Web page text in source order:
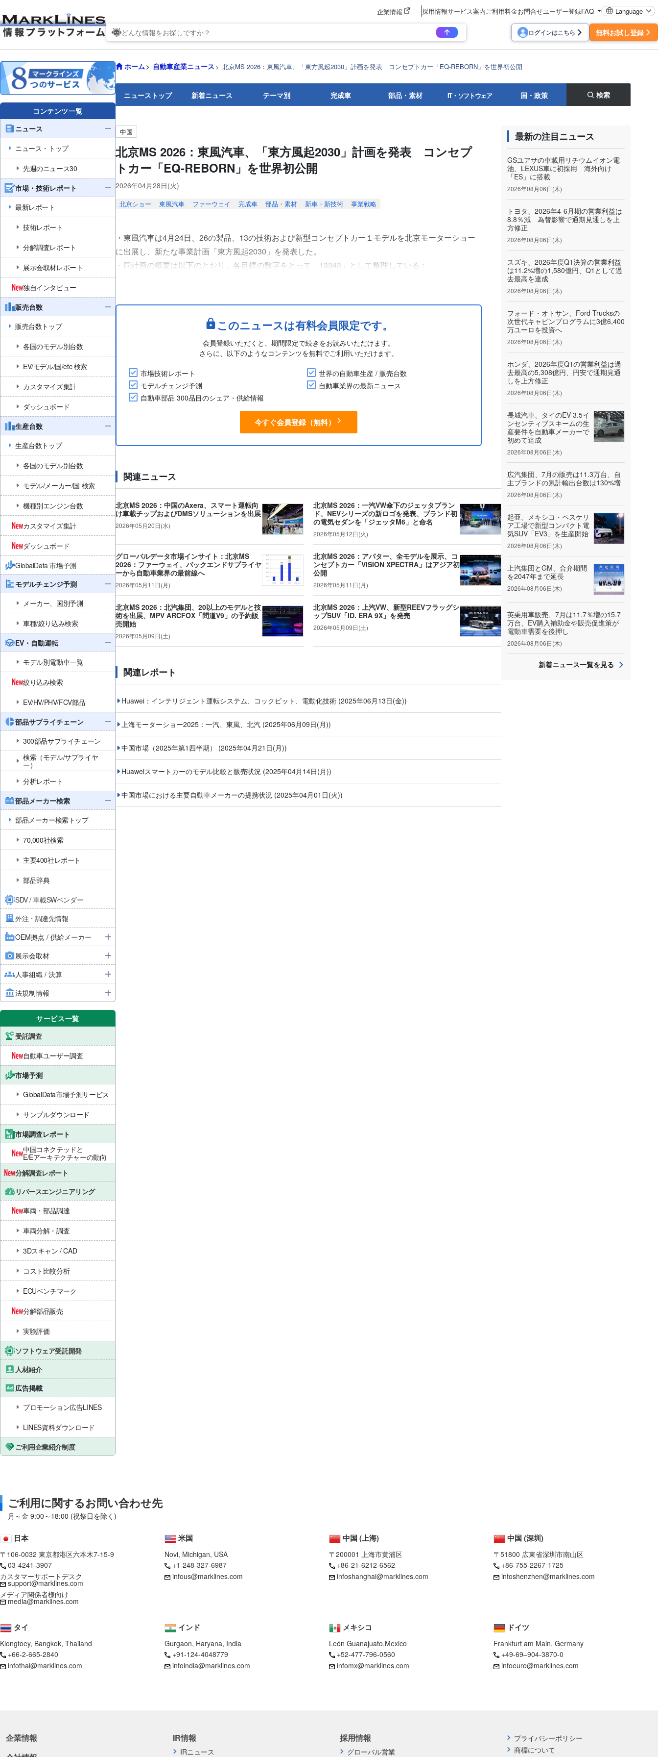
企業情報 採用情報サービス案内 ご利用料金お問合せユーザー登録FAQ Language
ログインはこちら 無料お試し登録
コンテンツ一覧
ニュース
ニュース・トップ
先週のニュース30
市場・技術レポート
最新レポート
技術レポート
分解調査レポート
展示会取材レポート
独自インタビュー
販売台数
販売台数トップ
各国のモデル別台数
EV/モデル/国/etc 検索
カスタマイズ集計
ダッシュボード
生産台数
生産台数トップ
各国のモデル別台数
モデル/メーカー/国 検索
機種別エンジン台数
カスタマイズ集計
ダッシュボード
GlobalData 市場予測
モデルチェンジ予測
メーカー、国別予測
車種/絞り込み検索
EV・自動運転
モデル別電動車一覧
絞り込み検索
EV/HV/PHV/FCV部品
部品サプライチェーン
300部品サプライチェーン
検索（モデル/サプライヤ
ー）
分析レポート
部品メーカー検索
部品メーカー検索トップ
70,000社検索
主要400社レポート
部品辞典
SDV / 車載SWベンダー
外注・調達先情報
OEM拠点 / 供給メーカー
展示会取材
人事組織 / 決算
法規制情報
サービス一覧
受託調査
自動車ユーザー調査
市場予測
GlobalData市場予測サービス
サンプルダウンロード
市場調査レポート
中国コネクテッドと
E/Eアーキテクチャーの動向
分解調査レポート
リバースエンジニアリング
車両・部品調達
車両分解・調査
3Dスキャン / CAD
コスト比較分析
ECUベンチマーク
分解部品販売
実験評価
ソフトウェア受託開発
人材紹介
広告掲載
プロモーション広告LINES
LINES資料ダウンロード
ご利用企業紹介制度
ホーム 自動車産業ニュース 北京MS 2026：東風汽車、「東方風起2030」計画を発表 コンセプトカー「EQ-REBORN」を世界初公開
ニューストップ 新着ニュース テーマ別 完成車 部品・素材 IT・ソフトウェア 国・政策 検索
中国
北京MS 2026：東風汽車、「東方風起2030」計画を発表 コンセプ
トカー「EQ-REBORN」を世界初公開
2026年04月28日(火)
北京ショー 東風汽車 ファーウェイ 完成車 部品・素材 新車・新技術 事業戦略
・東風汽車は4月24日、26の製品、13の技術および新型コンセプトカー１モデルを北京モーターショー
に出展し、新たな事業計画「東方風起2030」を発表した。
・同計画の概要は以下のとおり。各目標の数字をとって「13343」として整理している：
このニュースは有料会員限定です。
会員登録いただくと、期間限定で続きをお読みいただけます。
さらに、以下のようなコンテンツを無料でご利用いただけます。
市場技術レポート
世界の自動車生産 / 販売台数
モデルチェンジ予測
自動車業界の最新ニュース
自動車部品 300品目のシェア・供給情報
今すぐ会員登録（無料）
関連ニュース
北京MS 2026：中国のAxera、スマート運転向
け車載チップおよびDMSソリューションを出展
2026年05月20日(水)
北京MS 2026：一汽VW傘下のジェッタブラン
ド、NEVシリーズの新ロゴを発表、ブランド初
の電気セダンを「ジェッタM6」と命名
2026年05月12日(火)
グローバルデータ市場インサイト：北京MS
2026：ファーウェイ、バックエンドサプライヤ
ーから自動車業界の最前線へ
2026年05月11日(月)
北京MS 2026：アバター、全モデルを展示、コ
ンセプトカー「VISION XPECTRA」はアジア初
公開
2026年05月11日(月)
北京MS 2026：北汽集団、20以上のモデルと技
術を出展、MPV ARCFOX「問道V9」の予約販
売開始
2026年05月09日(土)
北京MS 2026：上汽VW、新型REEVフラッグシ
ップSUV「ID. ERA 9X」を発売
2026年05月09日(土)
関連レポート
Huawei：インテリジェント運転システム、コックピット、電動化技術 (2025年06月13日(金))
上海モーターショー2025：一汽、東風、北汽 (2025年06月09日(月))
中国市場（2025年第1四半期） (2025年04月21日(月))
Huaweiスマートカーのモデル比較と販売状況 (2025年04月14日(月))
中国市場における主要自動車メーカーの提携状況 (2025年04月01日(火))
最新の注目ニュース
GSユアサの車載用リチウムイオン電
池、LEXUS車に初採用 海外向け
「ES」に搭載
2026年08月06日(木)
トヨタ、2026年4-6月期の営業利益は
8.8％減 為替影響で通期見通しを上
方修正
2026年08月06日(木)
スズキ、2026年度Q1決算の営業利益
は11.2%増の1,580億円、Q1として過
去最高を達成
2026年08月06日(木)
フォード・オトサン、Ford Trucksの
次世代キャビンプログラムに3億6,400
万ユーロを投資へ
2026年08月06日(木)
ホンダ、2026年度Q1の営業利益は過
去最高の5,308億円、円安で通期見通
しを上方修正
2026年08月06日(木)
長城汽車、タイのEV 3.5イ
ンセンティブスキームの生
産要件を自動車メーカーで
初めて達成
2026年08月06日(木)
広汽集団、7月の販売は11.3万台、自
主ブランドの累計輸出台数は130%増
2026年08月06日(木)
起亜、メキシコ・ペスケリ
ア工場で新型コンパクト電
気SUV「EV3」を生産開始
2026年08月06日(木)
上汽集団とGM、合弁期間
を2047年まで延長
2026年08月06日(木)
英乗用車販売、7月は11.7％増の15.7
万台、EV購入補助金や販売促進策が
電動車需要を後押し
2026年08月06日(木)
新着ニュース一覧を見る
ご利用に関するお問い合わせ先
月～金 9:00～18:00 (祝祭日を除く)
日本
〒106-0032 東京都港区六本木7-15-9
03-4241-3907
カスタマーサポートデスク
support@marklines.com
メディア関係者様向け
media@marklines.com
米国
Novi, Michigan, USA
+1-248-327-6987
infous@marklines.com
メキシコ
León Guanajuato,Mexico
+52-477-796-0560
infomx@marklines.com
ドイツ
Frankfurt am Main, Germany
+49-69–904-3870-0
infoeuro@marklines.com
中国 (上海)
〒200001 上海市黄浦区
+86-21-6212-6562
infoshanghai@marklines.com
中国 (深圳)
〒51800 広東省深圳市南山区
+86-755-2267-1725
infoshenzhen@marklines.com
タイ
Klongtoey, Bangkok, Thailand
+66-2-665-2840
infothai@marklines.com
インド
Gurgaon, Haryana, India
+91-124-4048779
infoindia@marklines.com
企業情報
プライバシーポリシー
商標について
採用情報
グローバル営業
IR情報
IRニュース